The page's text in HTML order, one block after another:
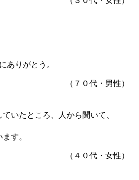
ありがとう。
（７０代・男性）
いたところ、人から聞いて、
す。
（４０代・女性）